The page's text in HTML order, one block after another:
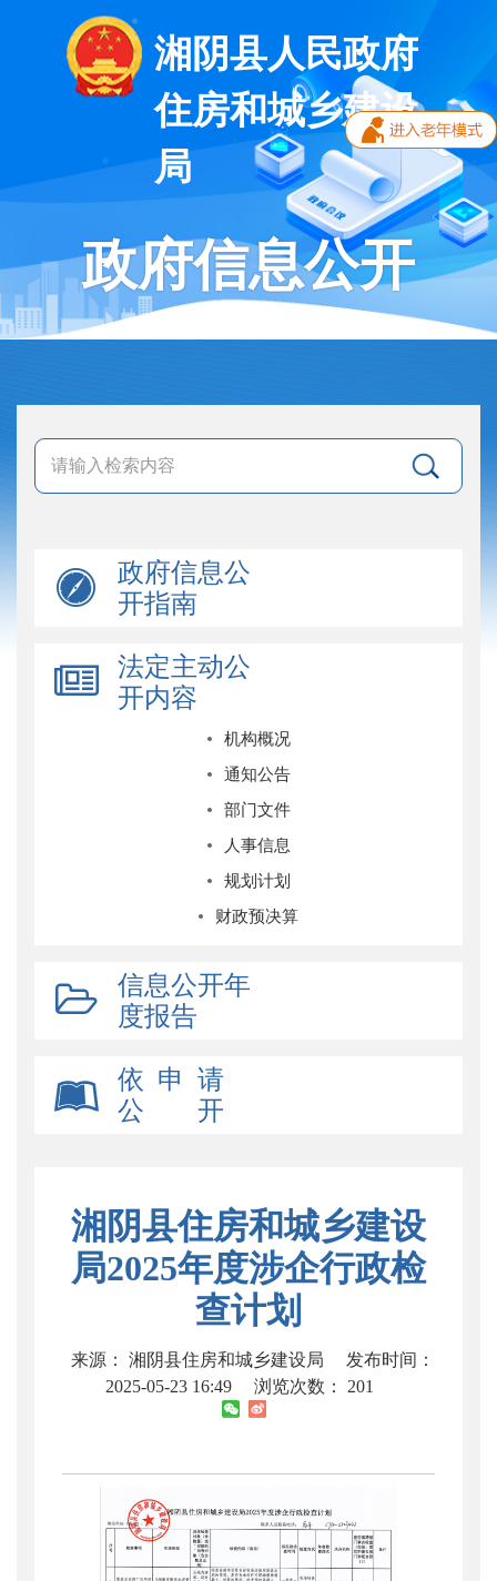
湘阴县人民政府
住房和城乡建设
局
政府信息公开
政府信息公
开指南
法定主动公
开内容
机构概况
通知公告
部门文件
人事信息
规划计划
财政预决算
信息公开年
度报告
依 申 请
公 开
湘阴县住房和城乡建设
局2025年度涉企行政检
查计划
来源： 湘阴县住房和城乡建设局
发布时间：
2025-05-23 16:49
浏览次数： 201